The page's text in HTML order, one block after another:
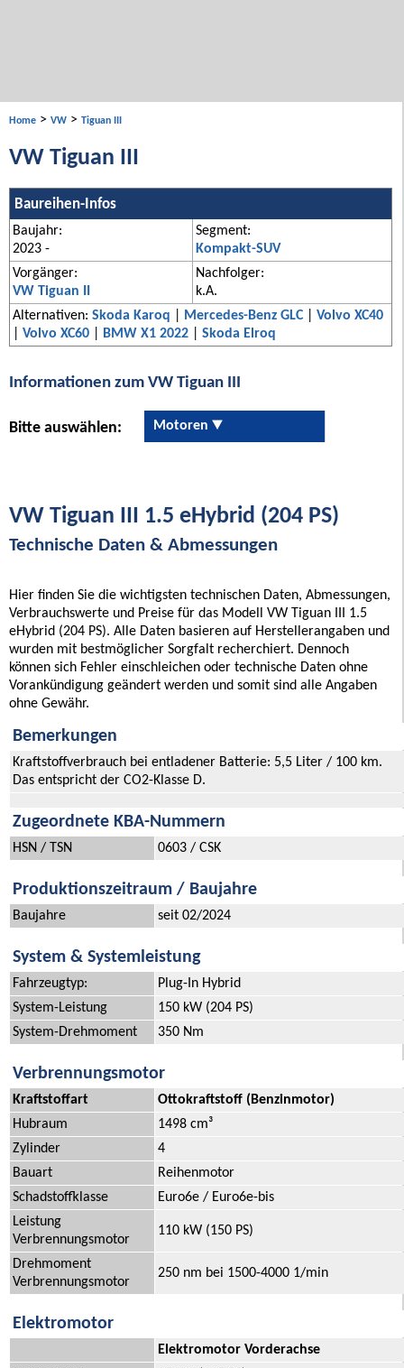
Home > VW > Tiguan III
VW Tiguan III
Baureihen-Infos
Baujahr:
2023 -
Segment:
Kompakt-SUV
Vorgänger:
VW Tiguan II
Nachfolger:
k.A.
Alternativen: Skoda Karoq Mercedes-Benz GLC
Volvo XC40
Volvo XC60 BMW X1 2022 Skoda Elroq
Informationen zum VW Tiguan III
Bitte auswählen: Motoren
VW Tiguan III 1.5 eHybrid (204 PS)
Technische Daten & Abmessungen
Hier finden Sie die wichtigsten technischen Daten, Abmessungen,
Verbrauchswerte und Preise für das Modell VW Tiguan III 1.5
eHybrid (204 PS). Alle Daten basieren auf Herstellerangaben und
wurden mit bestmöglicher Sorgfalt recherchiert. Dennoch
können sich Fehler einschleichen oder technische Daten ohne
Vorankündigung geändert werden und somit sind alle Angaben
ohne Gewähr.
Bemerkungen
Kraftstoffverbrauch bei entladener Batterie: 5,5 Liter / 100 km.
Das entspricht der CO2-Klasse D.
Zugeordnete KBA-Nummern
HSN / TSN 0603 / CSK
Produktionszeitraum / Baujahre
Baujahre seit 02/2024
System & Systemleistung
Fahrzeugtyp:
Plug-In Hybrid
System-Leistung
150 kW (204 PS)
System-Drehmoment
350 Nm
Verbrennungsmotor
Kraftstoffart
Ottokraftstoff (Benzinmotor)
Hubraum
1498 cm³
Zylinder
4
Bauart
Reihenmotor
Schadstoffklasse
Euro6e / Euro6e-bis
Leistung
Verbrennungsmotor
110 kW (150 PS)
Drehmoment
Verbrennungsmotor
250 nm bei 1500-4000 1/min
Elektromotor
Elektromotor Vorderachse